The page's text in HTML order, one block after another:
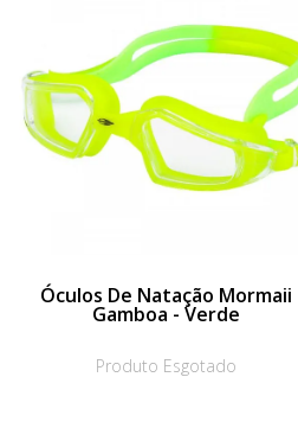
Óculos De Natação Mormaii
Gamboa - Verde
Produto Esgotado